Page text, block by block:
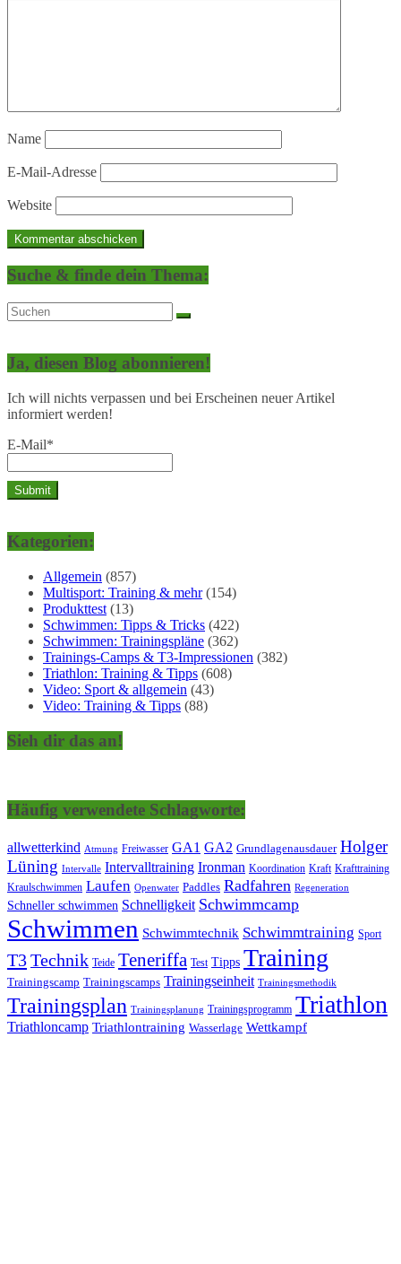
Name
E-Mail-Adresse
Website
Suche & finde dein Thema:
Ja, diesen Blog abonnieren!
Ich will nichts verpassen und bei Erscheinen neuer Artikel
informiert werden!
E-Mail*
Kategorien:
Allgemein (857)
Multisport: Training & mehr(154)
Produkttest (13)
Schwimmen: Tipps & Tricks (422)
Schwimmen: Trainingspläne (362)
Trainings-Camps & T3-Impressionen (382)
Triathlon: Training & Tipps (608)
Video: Sport & allgemein (43)
Video: Training & Tipps (88)
Sieh dir das an!
Häufig verwendete Schlagworte:
allwetterkind Atmung Freiwasser GA1 GA2 Grundlagenausdauer Holger
Lüning Intervalle Intervalltraining Ironman Koordination Kraft Krafttraining
Kraulschwimmen Laufen Openwater Paddles Radfahren Regeneration
Schneller schwimmen Schnelligkeit Schwimmcamp
Schwimmen Schwimmtechnik Schwimmtraining Sport
T3Technik Teide Teneriffa Test Tipps Training
Trainingscamp Trainingscamps Trainingseinheit Trainingsmethodik
Trainingsplan Trainingsplanung Trainingsprogramm Triathlon
Triathloncamp Triathlontraining Wasserlage Wettkampf